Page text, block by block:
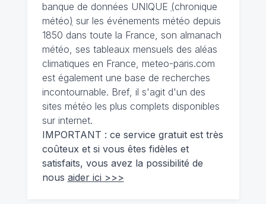
banque de données UNIQUE (chronique
météo) sur les événements météo depuis
1850 dans toute la France, son almanach
météo, ses tableaux mensuels des aléas
climatiques en France, meteo-paris.com
est également une base de recherches
incontournable. Bref, il s'agit d'un des
sites météo les plus complets disponibles
sur internet.
IMPORTANT : ce service gratuit est très
coûteux et si vous êtes fidèles et
satisfaits, vous avez la possibilité de
nous aider ici >>>